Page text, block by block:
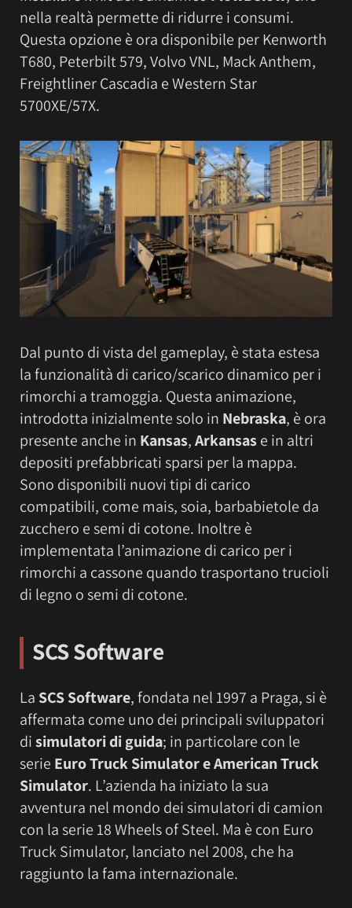
nella realtà permette di ridurre i consumi.
Questa opzione è ora disponibile per Kenworth
T680, Peterbilt 579, Volvo VNL, Mack Anthem,
Freightliner Cascadia e Western Star
5700XE/57X.
Dal punto di vista del gameplay, è stata estesa
la funzionalità di carico/scarico dinamico per i
rimorchi a tramoggia. Questa animazione,
introdotta inizialmente solo in Nebraska, è ora
presente anche in Kansas,Arkansase in altri
depositi prefabbricati sparsi per la mappa.
Sono disponibili nuovi tipi di carico
compatibili, come mais, soia, barbabietole da
zucchero e semi di cotone. Inoltre è
implementata l’animazione di carico per i
rimorchi a cassone quando trasportano trucioli
di legno o semi di cotone.
SCS Software
La SCS Software, fondata nel 1997 a Praga, si è
affermata come uno dei principali sviluppatori
disimulatori di guida; in particolare con le
serie Euro Truck Simulator e American Truck
Simulator. L’azienda ha iniziato la sua
avventura nel mondo dei simulatori di camion
con la serie 18 Wheels of Steel. Ma è con Euro
Truck Simulator, lanciato nel 2008, che ha
raggiunto la fama internazionale.